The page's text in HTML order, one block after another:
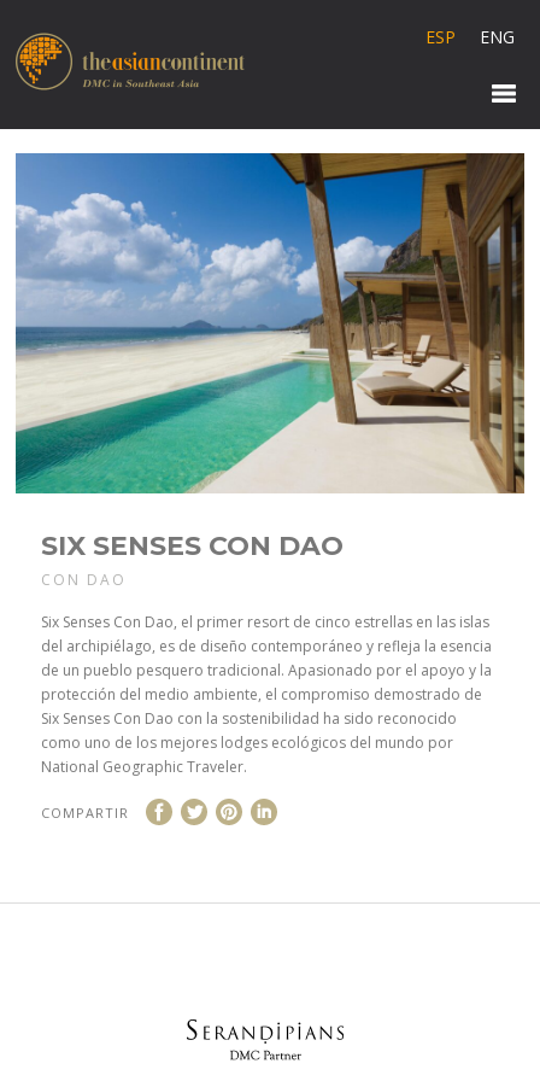
ESP ENG
SIX SENSES CON DAO
CON DAO
Six Senses Con Dao, el primer resort de cinco estrellas en las islas
del archipiélago, es de diseño contemporáneo y refleja la esencia
de un pueblo pesquero tradicional. Apasionado por el apoyo y la
protección del medio ambiente, el compromiso demostrado de
Six Senses Con Dao con la sostenibilidad ha sido reconocido
como uno de los mejores lodges ecológicos del mundo por
National Geographic Traveler.
COMPARTIR